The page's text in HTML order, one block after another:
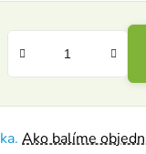
Ako balíme